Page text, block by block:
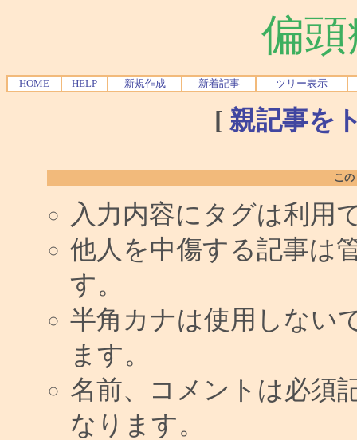
偏
HOME HELP 新規作成 新着記事 ツリー表示
[ 親記事を
こ
入力内容にタグは利用
他人を中傷する記事は
す。
半角カナは使用しない
ます。
名前、コメントは必須
なります。